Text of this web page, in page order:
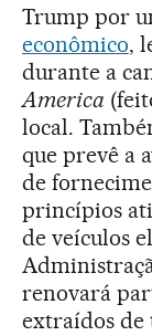
Trump por
econômico,
durante a
America
local.
que prevê a
de
princípios
de veículos
renovará
extraídos de